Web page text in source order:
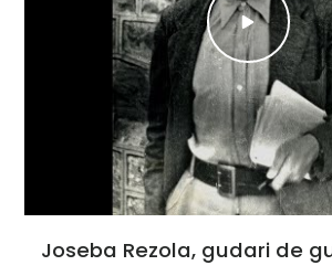
Joseba Rezola, gudari de